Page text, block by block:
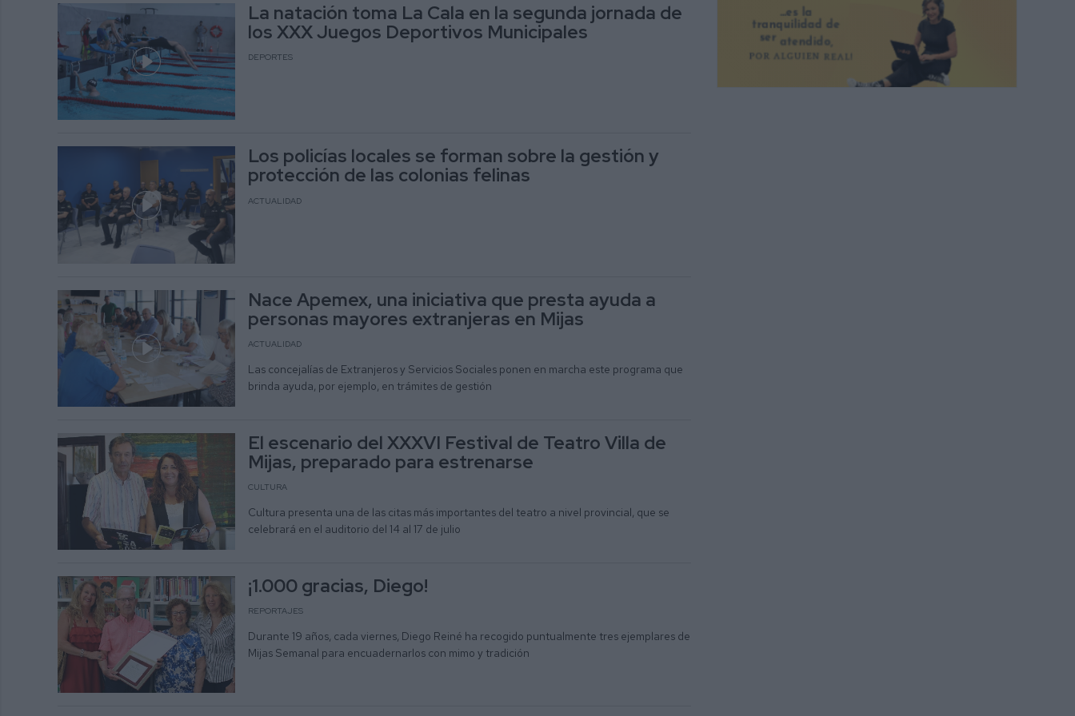
La natación toma La Cala en la segunda jornada de
los XXX Juegos Deportivos Municipales
DEPORTES
Los policías locales se forman sobre la gestión y
protección de las colonias felinas
ACTUALIDAD
Nace Apemex, una iniciativa que presta ayuda a
personas mayores extranjeras en Mijas
ACTUALIDAD
Las concejalías de Extranjeros y Servicios Sociales ponen en marcha este programa que
brinda ayuda, por ejemplo, en trámites de gestión
El escenario del XXXVI Festival de Teatro Villa de
Mijas, preparado para estrenarse
CULTURA
Cultura presenta una de las citas más importantes del teatro a nivel provincial, que se
celebrará en el auditorio del 14 al 17 de julio
¡1.000 gracias, Diego!
REPORTAJES
Durante 19 años, cada viernes, Diego Reiné ha recogido puntualmente tres ejemplares de
Mijas Semanal para encuadernarlos con mimo y tradición